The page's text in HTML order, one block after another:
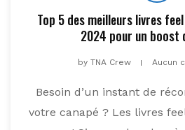
Top 5 des meilleurs livres
2024 pour un boost
by TNA Crew Aucun
Besoin d’un instant de
votre canapé ? Les livres